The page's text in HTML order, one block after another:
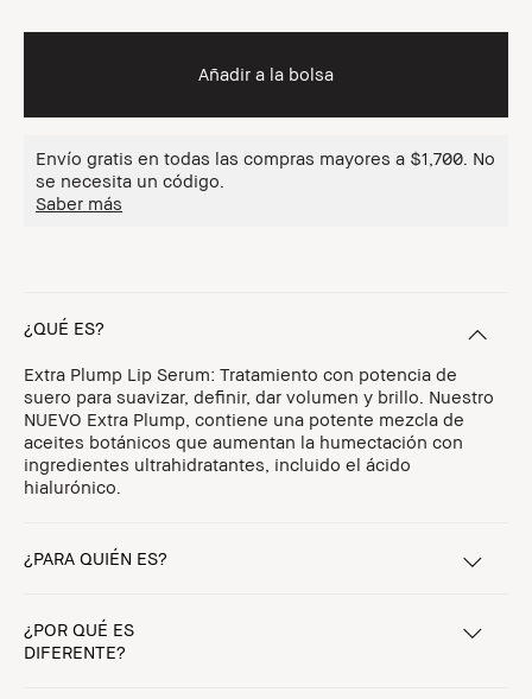
Añadir a la bolsa
Envío gratis en todas las compras mayores a $1,700. No
se necesita un código.
Saber más
¿QUÉ ES?
Extra Plump Lip Serum: Tratamiento con potencia de
suero para suavizar, definir, dar volumen y brillo. Nuestro
NUEVO Extra Plump, contiene una potente mezcla de
aceites botánicos que aumentan la humectación con
ingredientes ultrahidratantes, incluido el ácido
hialurónico.
¿PARA QUIÉN ES?
¿POR QUÉ ES
DIFERENTE?